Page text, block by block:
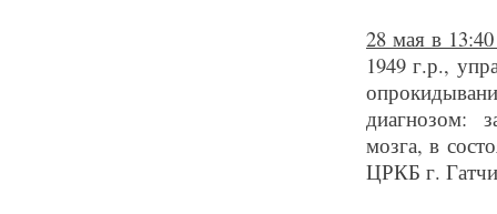
28 мая в
1949 г.р.,
диагнозом:
мозга, в
ЦРКБ г.